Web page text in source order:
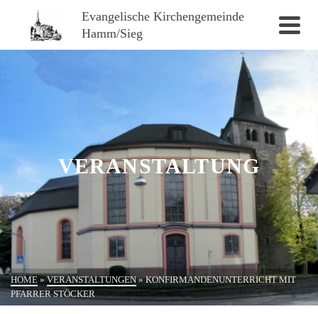
Evangelische Kirchengemeinde
Hamm/Sieg
VERANSTALTUNG
HOME » VERANSTALTUNGEN » KONFIRMANDENUNTERRICHT MIT
PFARRER STÖCKER